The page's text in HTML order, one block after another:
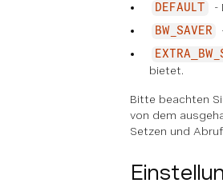
DEFAULT -
BW_SAVER
bietet.
Bitte beachten
von dem
Setzen und